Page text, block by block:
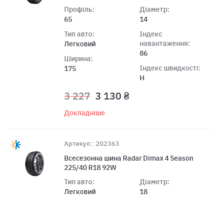
Профіль:
65
Тип авто:
Легковий
Ширина:
175
Діаметр:
14
Індекс
навантаження:
86
Індекс швидкості:
H
3 227 3 130 ₴
Докладніше
Артикул:: 202363
Всесезонна шина Radar Dimax 4 Season
225/40 R18 92W
Тип авто:
Легковий
Діаметр:
18